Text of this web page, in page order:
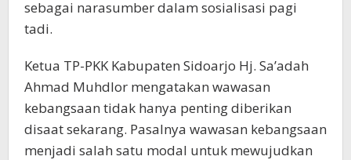
sebagai narasumber dalam sosialisasi pagi
tadi.
Ketua TP-PKK Kabupaten Sidoarjo Hj. Sa’adah
Ahmad Muhdlor mengatakan wawasan
kebangsaan tidak hanya penting diberikan
disaat sekarang. Pasalnya wawasan kebangsaan
menjadi salah satu modal untuk mewujudkan